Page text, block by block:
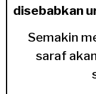
disebabkan
Semakin
saraf